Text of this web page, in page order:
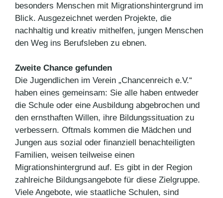
besonders Menschen mit Migrationshintergrund im
Blick. Ausgezeichnet werden Projekte, die
nachhaltig und kreativ mithelfen, jungen Menschen
den Weg ins Berufsleben zu ebnen.
Zweite Chance gefunden
Die Jugendlichen im Verein „Chancenreich e.V.“
haben eines gemeinsam: Sie alle haben entweder
die Schule oder eine Ausbildung abgebrochen und
den ernsthaften Willen, ihre Bildungssituation zu
verbessern. Oftmals kommen die Mädchen und
Jungen aus sozial oder finanziell benachteiligten
Familien, weisen teilweise einen
Migrationshintergrund auf. Es gibt in der Region
zahlreiche Bildungsangebote für diese Zielgruppe.
Viele Angebote, wie staatliche Schulen, sind